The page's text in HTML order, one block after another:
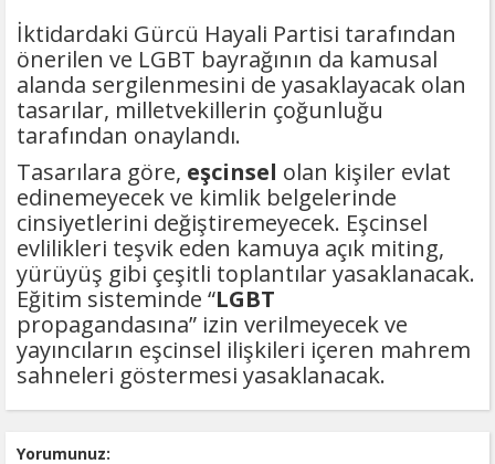
İktidardaki Gürcü Hayali Partisi tarafından
önerilen ve LGBT bayrağının da kamusal
alanda sergilenmesini de yasaklayacak olan
tasarılar, milletvekillerin çoğunluğu
tarafından onaylandı.
Tasarılara göre, eşcinsel olan kişiler evlat
edinemeyecek ve kimlik belgelerinde
cinsiyetlerini değiştiremeyecek. Eşcinsel
evlilikleri teşvik eden kamuya açık miting,
yürüyüş gibi çeşitli toplantılar yasaklanacak.
Eğitim sisteminde “LGBT
propagandasına” izin verilmeyecek ve
yayıncıların eşcinsel ilişkileri içeren mahrem
sahneleri göstermesi yasaklanacak.
Yorumunuz: